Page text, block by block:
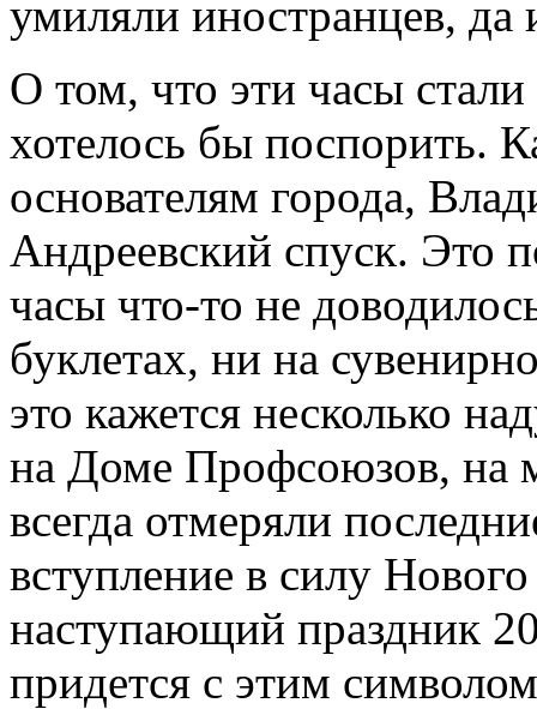
умиляли иностранцев, да
О том, что эти часы
хотелось бы поспорить.
основателям города,
Андреевский спуск. Это
часы что-то не
буклетах, ни на
это кажется несколько
на Доме Профсоюзов, на
всегда отмеряли
вступление в силу
наступающий праздник
придется с этим